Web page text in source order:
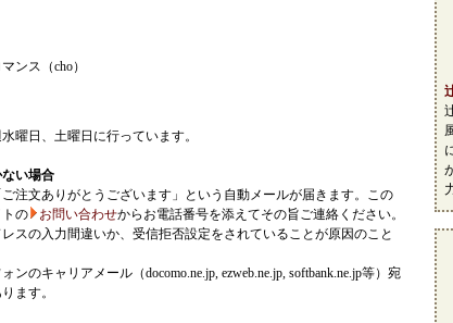
ンス（cho）
曜日、土曜日に行っています。
い場合
注文ありがとうございます」という自動メールが届きます。この
の
お問い合わせからお電話番号を添えてその旨ご連絡ください。
スの入力間違いか、受信拒否設定をされていることが原因のこと
ンのキャリアメール（docomo.ne.jp, ezweb.ne.jp, softbank.ne.jp等）宛
ます。